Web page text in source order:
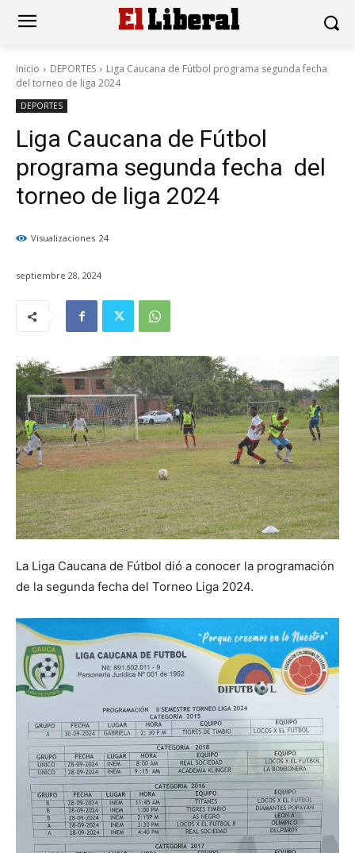
Inicio DEPORTES
Liga Caucana de Fútbol programa segunda fecha
del torneo de liga 2024
DEPORTES
Liga Caucana de Fútbol
programa segunda fecha del
torneo de liga 2024
Visualizaciones 24
septiembre 28, 2024
La Liga Caucana de Fútbol dió a conocer la programación
de la segunda fecha del Torneo Liga 2024.